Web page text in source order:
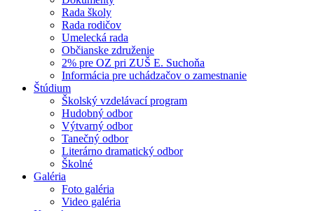
Rada školy
Rada rodičov
Umelecká rada
Občianske združenie
2% pre OZ pri ZUŠ E. Suchoňa
Informácia pre uchádzačov o zamestnanie
Štúdium
Školský vzdelávací program
Hudobný odbor
Výtvarný odbor
Tanečný odbor
Literárno dramatický odbor
Školné
Galéria
Foto galéria
Video galéria